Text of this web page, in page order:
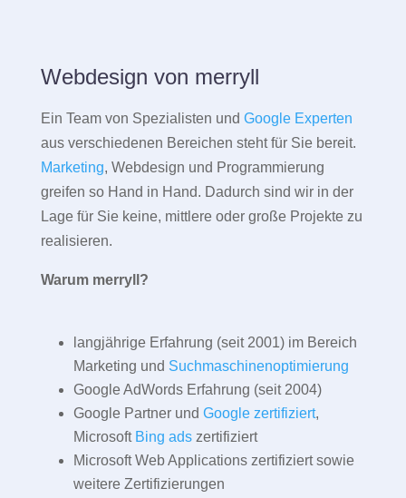
Webdesign von merryll
Ein Team von Spezialisten und Google Experten
aus verschiedenen Bereichen steht für Sie bereit.
Marketing, Webdesign und Programmierung
greifen so Hand in Hand. Dadurch sind wir in der
Lage für Sie keine, mittlere oder große Projekte zu
realisieren.
Warum merryll?
langjährige Erfahrung (seit 2001) im Bereich
Marketing und Suchmaschinenoptimierung
Google AdWords Erfahrung (seit 2004)
Google Partner und Google zertifiziert,
Microsoft Bing adszertifiziert
Microsoft Web Applications zertifiziert sowie
weitere Zertifizierungen